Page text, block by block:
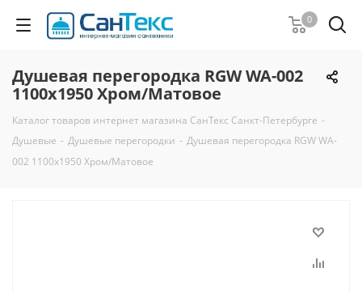
0
Душевая перегородка RGW WA-002
1100x1950 Хром/Матовое
Каталог товаров интернет магазина СанТекс Санкт-Петербурге -
Душевые - Душевые перегородки - Душевая перегородка RGW WA-
002 1100x1950 Хром/Матовое